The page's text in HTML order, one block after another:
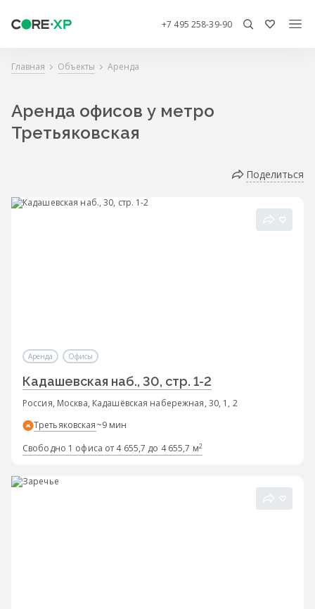
+7 495 258-39-90
Главная Объекты Аренда
Аренда офисов у метро
Третьяковская
Поделиться
Аренда Офисы
Кадашевская наб., 30, стр. 1-2
Россия, Москва, Кадашёвская набережная, 30, 1, 2
Третьяковская~9 мин
Свободно 1 офиса от 4 655,7 до 4 655,7 м2